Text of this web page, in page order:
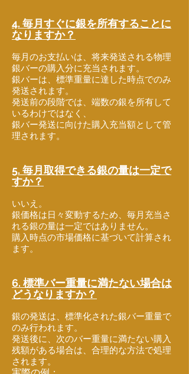
4. 毎月すぐに銀を所有することに
なりますか？
毎月のお支払いは、将来発送される物理
銀バーの購入分に充当されます。
銀バーは、標準重量に達した時点でのみ
発送されます。
発送前の段階では、端数の銀を所有して
いるわけではなく、
銀バー発送に向けた購入充当額として管
理されます。
5. 毎月取得できる銀の量は一定で
すか？
いいえ。
銀価格は日々変動するため、毎月充当さ
れる銀の量は一定ではありません。
購入時点の市場価格に基づいて計算され
ます。
6. 標準バー重量に満たない場合は
どうなりますか？
銀の発送は、標準化された銀バー重量で
のみ行われます。
発送後に、次のバー重量に満たない購入
残額がある場合は、合理的な方法で処理
されます。